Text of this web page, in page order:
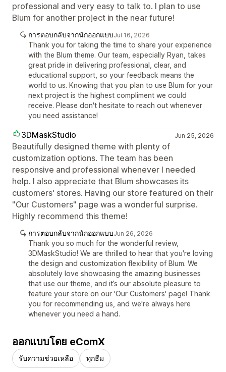
professional and very easy to talk to. I plan to use
Blum for another project in the near future!
การตอบกลับจากนักออกแบบJul 16, 2026
Thank you for taking the time to share your experience
with the Blum theme. Our team, especially Ryan, takes
great pride in delivering professional, clear, and
educational support, so your feedback means the
world to us. Knowing that you plan to use Blum for your
next project is the highest compliment we could
receive. Please don't hesitate to reach out whenever
you need assistance!
3DMaskStudio Jun 25, 2026
Beautifully designed theme with plenty of
customization options. The team has been
responsive and professional whenever I needed
help. I also appreciate that Blum showcases its
customers' stores. Having our store featured on their
"Our Customers" page was a wonderful surprise.
Highly recommend this theme!
การตอบกลับจากนักออกแบบJun 26, 2026
Thank you so much for the wonderful review,
3DMaskStudio! We are thrilled to hear that you're loving
the design and customization flexibility of Blum. We
absolutely love showcasing the amazing businesses
that use our theme, and it’s our absolute pleasure to
feature your store on our 'Our Customers' page! Thank
you for recommending us, and we're always here
whenever you need a hand.
ออกแบบโดย eComX
รับความช่วยเหลือ ทุกธีม